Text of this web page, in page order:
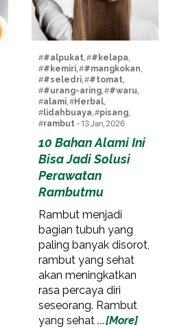
##alpukat, ##kelapa,
##kemiri, ##mangkokan,
##seledri, ##tomat,
##urang-aring, ##waru,
#alami, #Herbal,
#lidahbuaya, #pisang,
#rambut- 13 Jan, 2026
10 Bahan Alami Ini
Bisa Jadi Solusi
Perawatan
Rambutmu
Rambut menjadi
bagian tubuh yang
paling banyak disorot,
rambut yang sehat
akan meningkatkan
rasa percaya diri
seseorang. Rambut
yang sehat ...[More]